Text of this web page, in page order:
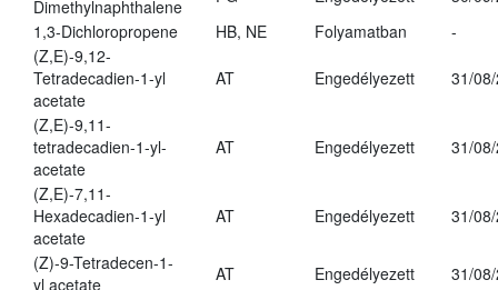
Dimethylnaphthalene
1,3-Dichloropropene
HB, NE Folyamatban
-
(Z,E)-9,12-
Tetradecadien-1-yl
acetate
AT Engedélyezett 31/
(Z,E)-9,11-
tetradecadien-1-yl-
acetate
AT Engedélyezett 31/
(Z,E)-7,11-
Hexadecadien-1-yl
acetate
AT Engedélyezett 31/
(Z)-9-Tetradecen-1-
yl acetate
AT Engedélyezett
31/